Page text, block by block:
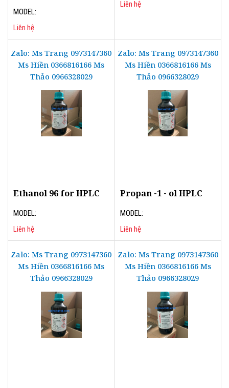
MODEL:
Liên hệ
Liên hệ
Zalo: Ms Trang 0973147360
Ms Hiền 0366816166 Ms
Thảo 0966328029
Ethanol 96 for HPLC
MODEL:
Liên hệ
Zalo: Ms Trang 0973147360
Ms Hiền 0366816166 Ms
Thảo 0966328029
Propan -1 - ol HPLC
MODEL:
Liên hệ
Zalo: Ms Trang 0973147360
Ms Hiền 0366816166 Ms
Thảo 0966328029
Zalo: Ms Trang 0973147360
Ms Hiền 0366816166 Ms
Thảo 0966328029